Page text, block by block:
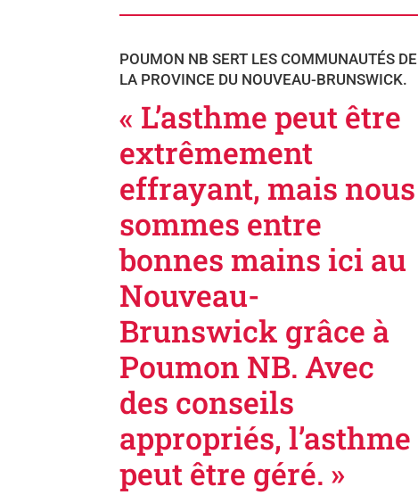
POUMON NB SERT LES COMMUNAUTÉS DE
LA PROVINCE DU NOUVEAU-BRUNSWICK.
« L’asthme peut être
extrêmement
effrayant, mais nous
sommes entre
bonnes mains ici au
Nouveau-
Brunswick grâce à
Poumon NB. Avec
des conseils
appropriés, l’asthme
peut être géré. »